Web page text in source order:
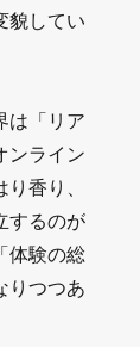
貌してい
は「リア
ンライン
香り、
するのが
体験の総
りつつあ